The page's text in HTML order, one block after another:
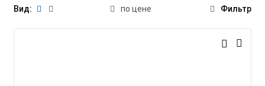
Вид: по цене Фильтр